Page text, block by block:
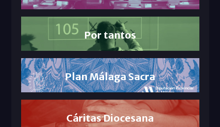
Por tantos
Plan Málaga Sacra
Cáritas Diocesana